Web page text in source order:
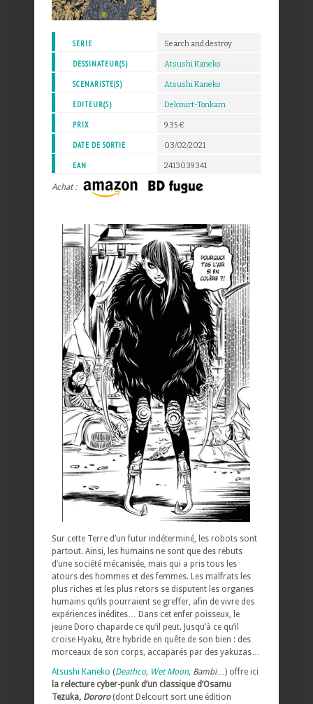
SERIE Search and destroy
DESSINATEUR(S) Atsushi Kaneko
SCENARISTE(S) Atsushi Kaneko
EDITEUR(S) Delcourt-Tonkam
PRIX 9.35 €
DATE DE SORTIE 03/02/2021
EAN 2413039341
Achat :
Sur cette Terre d’un futur indéterminé, les robots sont
partout. Ainsi, les humains ne sont que des rebuts
d’une société mécanisée, mais qui a pris tous les
atours des hommes et des femmes. Les malfrats les
plus riches et les plus retors se disputent les organes
humains qu’ils pourraient se greffer, afin de vivre des
expériences inédites… Dans cet enfer poisseux, le
jeune Doro chaparde ce qu’il peut. Jusqu’à ce qu’il
croise Hyaku, être hybride en quête de son bien : des
morceaux de son corps, accaparés par des yakuzas…
Atsushi Kaneko (Deathco, Wet Moon, Bambi…) offre ici
la relecture cyber-punk d’un classique d’Osamu
Tezuka, Dororo (dont Delcourt sort une édition